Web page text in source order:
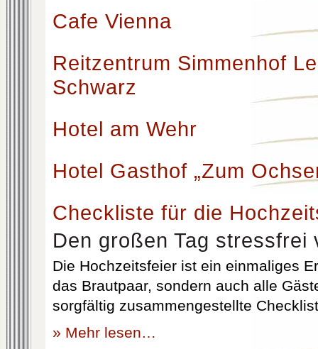
Cafe Vienna
Reitzentrum Simmenhof
Schwarz
Hotel am Wehr
Hotel Gasthof „Zum
Checkliste für die
Den großen Tag stressfrei
Die Hochzeitsfeier ist ein einmaliges
das Brautpaar, sondern auch alle
sorgfältig zusammengestellte
» Mehr lesen…